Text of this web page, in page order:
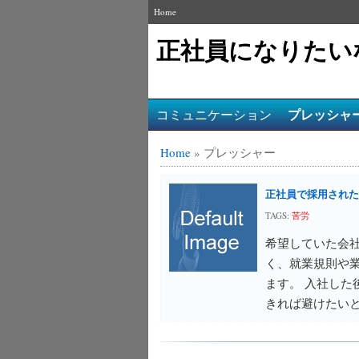
Home
正社員になりたい
コミュニケーション プレッシャ
Home» プレッシャー
正社員で採用され
TAGS: 苦労
希望していた会
く、就業規則や
ます。 入社した
きれば避けたい